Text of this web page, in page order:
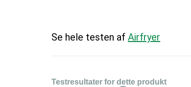
Se hele testen afAirfryer
Testresultater for dette produkt